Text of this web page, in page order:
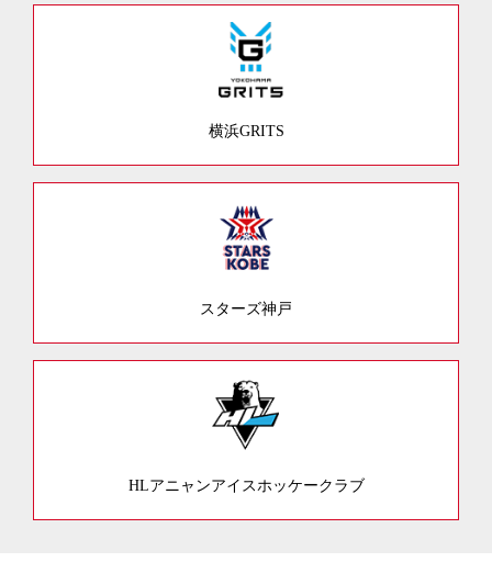
横浜GRITS
スターズ神戸
HLアニャンアイスホッケークラブ